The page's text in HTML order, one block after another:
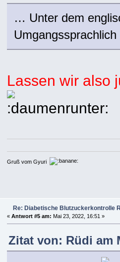
… Unter dem
Lassen wir also
Gruß vom Gyuri
Re: Diabetische Blutzuckerkontrolle
« Antwort #5 am: Mai 23, 2022, 16:51 »
Zitat von: Rüdi am